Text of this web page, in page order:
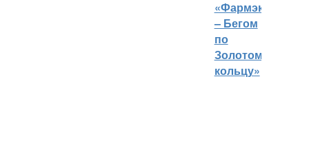
«Фармэко
– Бегом
по
Золотому
кольцу»